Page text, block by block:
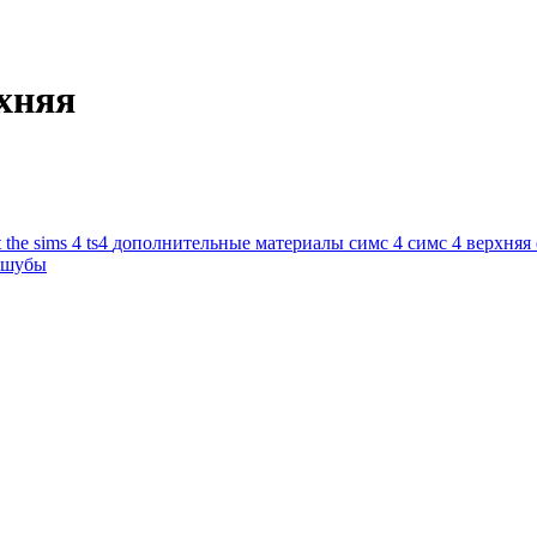
the sims 4 ts4 дополнительные материалы симс 4 симс 4 верхняя
шубы